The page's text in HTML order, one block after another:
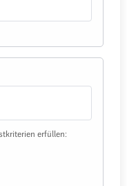
erfüllen: